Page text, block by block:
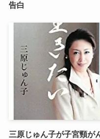
告白
三原じゅん子が子宮頸が